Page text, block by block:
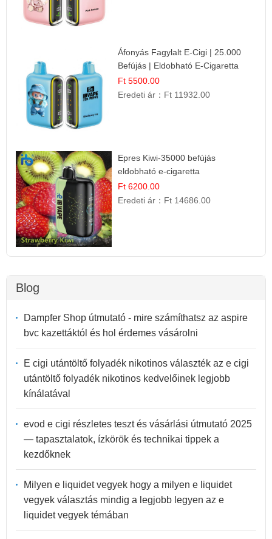
Áfonyás Fagylalt E-Cigi | 25.000
Befújás | Eldobható E-Cigaretta
Ft 5500.00
Eredeti ár： Ft 11932.00
Epres Kiwi-35000 befújás
eldobható e-cigaretta
Ft 6200.00
Eredeti ár： Ft 14686.00
Blog
Dampfer Shop útmutató - mire számíthatsz az aspire
bvc kazettáktól és hol érdemes vásárolni
E cigi utántöltő folyadék nikotinos választék az e cigi
utántöltő folyadék nikotinos kedvelőinek legjobb
kínálatával
evod e cigi részletes teszt és vásárlási útmutató 2025
— tapasztalatok, ízkörök és technikai tippek a
kezdőknek
Milyen e liquidet vegyek hogy a milyen e liquidet
vegyek választás mindig a legjobb legyen az e
liquidet vegyek témában